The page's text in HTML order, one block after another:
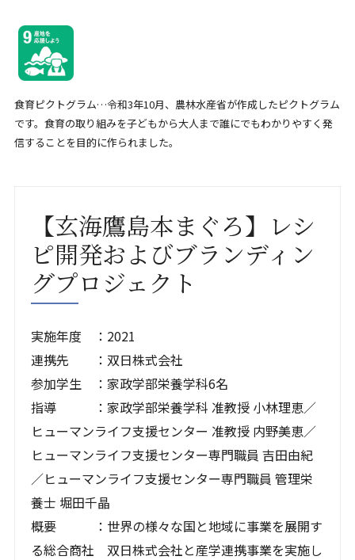
食育ピクトグラム…令和3年10月、農林水産省が作成したピクトグラム
です。食育の取り組みを子どもから大人まで誰にでもわかりやすく発
信することを目的に作られました。
【玄海鷹島本まぐろ】レシ
ピ開発およびブランディン
グプロジェクト
実施年度 ：2021
連携先 ：双日株式会社
参加学生 ：家政学部栄養学科6名
指導 ：家政学部栄養学科 准教授 小林理恵／
ヒューマンライフ支援センター 准教授 内野美恵／
ヒューマンライフ支援センター専門職員 吉田由紀
／ヒューマンライフ支援センター専門職員 管理栄
養士 堀田千晶
概要 ：世界の様々な国と地域に事業を展開す
る総合商社 双日株式会社と産学連携事業を実施し